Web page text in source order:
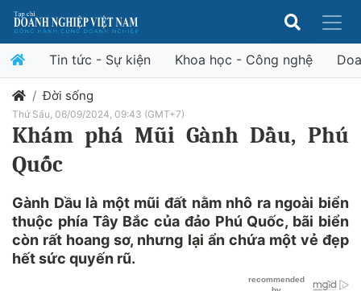
Tin tức - Sự kiện Khoa học - Công nghệ
Đời sống
Thứ Sáu, 06/09/2024, 09:43 (GMT+7)
Khám phá Mũi Gành Dầu, Phú
Quốc
Gành Dầu là một mũi đất nằm nhô ra ngoài biển
thuộc phía Tây Bắc của đảo Phú Quốc, bãi biển
còn rất hoang sơ, nhưng lại ẩn chứa một vẻ đẹp
hết sức quyến rũ.